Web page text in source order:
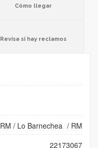
Cómo llegar
Revisa si hay reclamos
RM / Lo Barnechea / RM
22173067